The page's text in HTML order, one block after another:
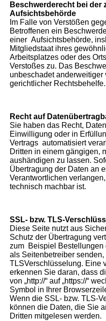
Beschwerderecht bei der
Aufsichtsbehörde
Im Falle von Verstößen
Betroffenen ein
einer Aufsichtsbehörde,
Mitgliedstaat ihres
Arbeitsplatzes oder des
Verstoßes zu. Das
unbeschadet
gerichtlicher Rechtsbehelfe.
Recht auf
Sie haben das Recht,
Einwilligung oder in
Vertrags automatisiert
Dritten in einem gängigen,
aushändigen zu lassen.
Übertragung der Daten an
Verantwortlichen
technisch machbar ist.
SSL- bzw. TLS-
Diese Seite nutzt aus
Schutz der Übertragung
zum Beispiel Bestellungen
als Seitenbetreiber senden,
TLSVerschlüsselung. Eine
erkennen Sie daran, dass
von „http://“ auf „https://“
Symbol in Ihrer
Wenn die SSL- bzw. TLS-
können die Daten, die Sie
Dritten mitgelesen werden.